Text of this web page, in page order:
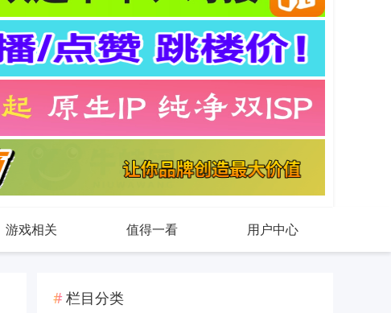
游戏相关 值得一看 用户中心
栏目分类